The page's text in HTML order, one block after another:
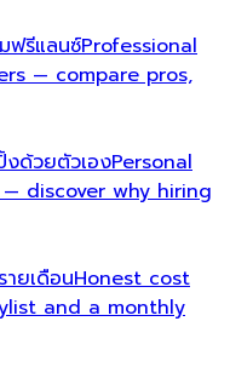
ฟรีแลนซ์Professional
— compare pros,
ด้วยตัวเองPersonal
discover why hiring
ยเดือนHonest cost
and a monthly